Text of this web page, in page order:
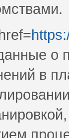
о
в